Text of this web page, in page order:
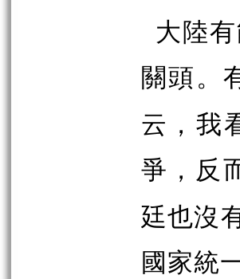
大陸
關頭。
云，我
爭，反
廷也沒
國家統